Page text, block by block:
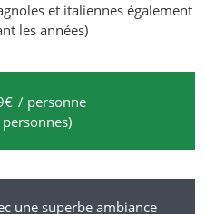
et italiennes également
les années)
/ personne
une superbe ambiance